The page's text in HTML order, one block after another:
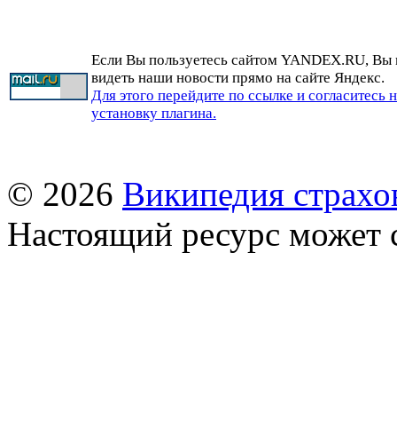
Если Вы пользуетесь сайтом YANDEX.RU, Вы
видеть наши новости прямо на сайте Яндекс.
Для этого перейдите по ссылке и согласитесь
установку плагина.
© 2026 Википедия
Настоящий ресурс может